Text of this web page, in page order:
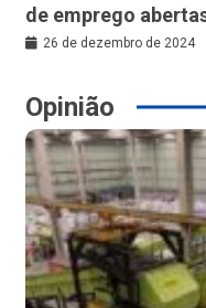
de emprego
26 de dezembro de 2024
Opinião